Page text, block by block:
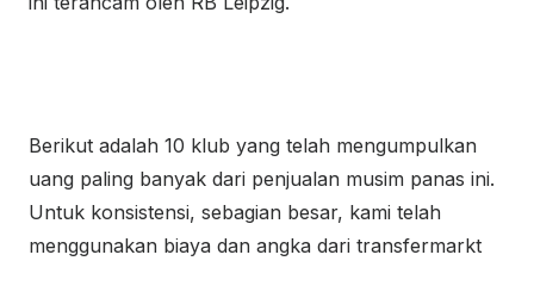
Berikut adalah 10 klub yang telah mengumpulkan
uang paling banyak dari penjualan musim panas ini.
Untuk konsistensi, sebagian besar, kami telah
menggunakan biaya dan angka dari transfermarkt